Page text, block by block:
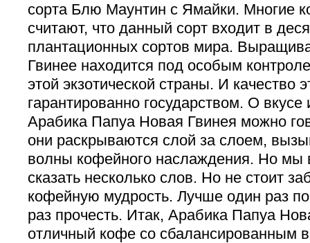
сорта Блю Маунтин с Ямайки. Многие
считают, что данный сорт входит в
плантационных сортов мира.
Гвинее находится под особым
этой экзотической страны. И качество
гарантированно государством. О
Арабика Папуа Новая Гвинея можно
они раскрываются слой за слоем,
волны кофейного наслаждения. Но мы
сказать несколько слов. Но не стоит
кофейную мудрость. Лучше один раз
раз прочесть. Итак, Арабика Папуа
отличный кофе со сбалансированным